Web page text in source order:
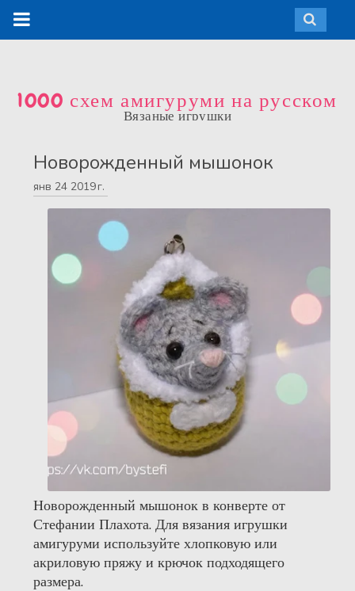
1000 схем амигуруми на русском
Вязаные игрушки
Новорожденный мышонок
янв 24 2019 г.
Новорожденный мышонок в конверте от
Стефании Плахота. Для вязания игрушки
амигуруми используйте хлопковую или
акриловую пряжу и крючок подходящего
размера.